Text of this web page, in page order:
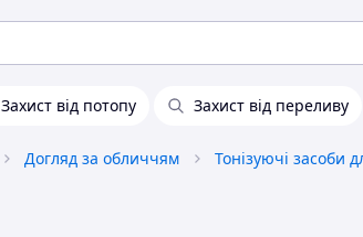
Захист від потопу Захист від переливу
Догляд за обличчям Тонізуючі засоби